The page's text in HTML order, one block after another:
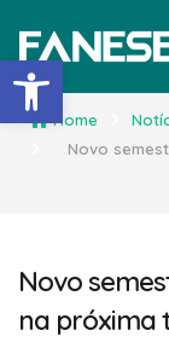
Barra
Home
Novo
Novo
na próxima